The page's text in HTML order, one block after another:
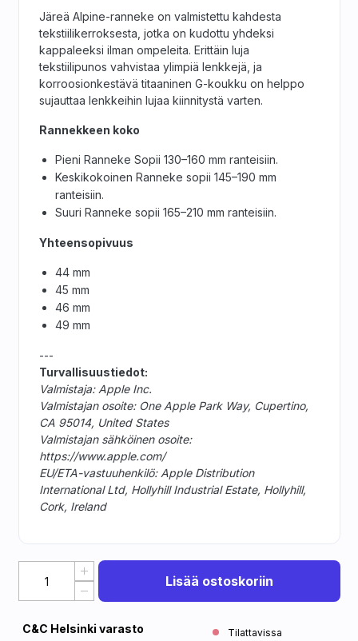
Järeä Alpine-ranneke on valmistettu kahdesta
tekstiili­kerroksesta, jotka on kudottu yhdeksi
kappaleeksi ilman ompeleita. Erittäin luja
tekstiilipunos vahvistaa ylimpiä lenkkejä, ja
korroosionkestävä titaaninen G-koukku on helppo
sujauttaa lenkkeihin lujaa kiinnitystä varten.
Rannekkeen koko
Pieni Ranneke Sopii 130–160 mm ranteisiin.
Keskikokoinen Ranneke sopii 145–190 mm
ranteisiin.
Suuri Ranneke sopii 165–210 mm ranteisiin.
Yhteensopivuus
44 mm
45 mm
46 mm
49 mm
---
Turvallisuustiedot:
Valmistaja: Apple Inc.
Valmistajan osoite: One Apple Park Way, Cupertino,
CA 95014, United States
Valmistajan sähköinen osoite:
https://www.apple.com/
EU/ETA-vastuuhenkilö: Apple Distribution
International Ltd, Hollyhill Industrial Estate, Hollyhill,
Cork, Ireland
Lisää ostoskoriin
C&C Helsinki varasto Tilattavissa